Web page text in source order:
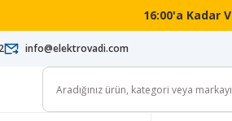
16:00'a Kadar
info@elektrovadi.com